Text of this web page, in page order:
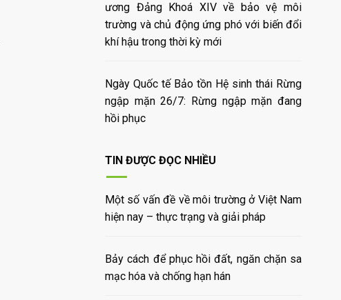
ương Đảng Khoá XIV về bảo vệ môi
trường và chủ động ứng phó với biến đổi
khí hậu trong thời kỳ mới
Ngày Quốc tế Bảo tồn Hệ sinh thái Rừng
ngập mặn 26/7: Rừng ngập mặn đang
hồi phục
TIN ĐƯỢC ĐỌC NHIỀU
Một số vấn đề về môi trường ở Việt Nam
hiện nay – thực trạng và giải pháp
Bảy cách để phục hồi đất, ngăn chặn sa
mạc hóa và chống hạn hán